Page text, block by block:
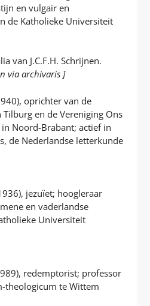
en vulgair en
de Katholieke Universiteit
van J.C.F.H. Schrijnen.
via archivaris ]
oprichter van de
Tilburg en de Vereniging Ons
Noord-Brabant; actief in
de Nederlandse letterkunde
jezuïet; hoogleraar
en vaderlandse
Universiteit
redemptorist; professor
theologicum te Wittem